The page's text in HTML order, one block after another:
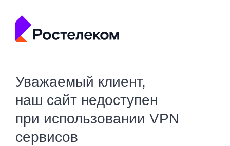
Уважаемый клиент,
наш сайт недоступен
при использовании VPN
сервисов